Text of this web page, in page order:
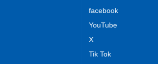
facebook
YouTube
X
Tik Tok